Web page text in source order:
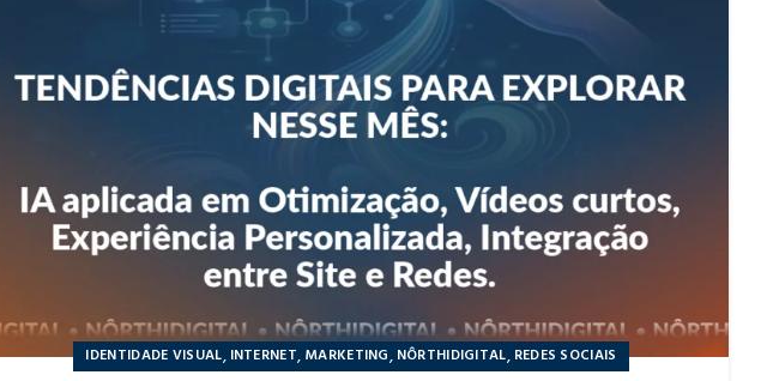
IDENTIDADE VISUAL, INTERNET, MARKETING, NÔRTHIDIGITAL, REDES SOCIAIS